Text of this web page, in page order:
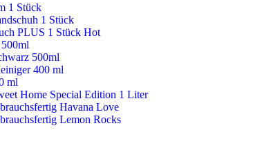
1 Stück
1 Stück
PLUS 1 Stück Hot
500ml
400 ml
ml
Home Special Edition 1 Liter
Havana Love
Lemon Rocks